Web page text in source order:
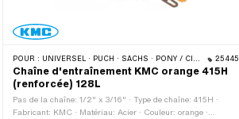
POUR : UNIVERSEL · PUCH · SACHS · PONY / CILO (BÊTA 521 & 512) · ZÜNDAPP BELMONDO · TOMOS · BYE BIKE 25445
Chaîne d'entraînement KMC orange 415H
(renforcée) 128L
Pas de la chaîne: 1/2" x 3/16" · Type de chaîne: 415H ·
Fabricant: KMC · Matériau: Acier · Couleur: orange ·